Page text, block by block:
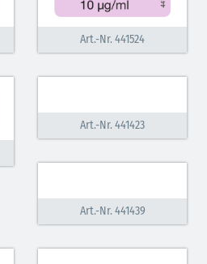
Art.-Nr. 441524
Art.-Nr. 441423
Art.-Nr. 441439